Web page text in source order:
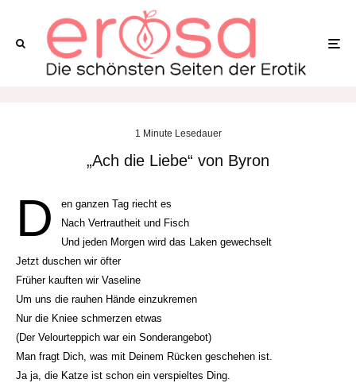
1 Minute Lesedauer
„Ach die Liebe“ von Byron
D
en ganzen Tag riecht es
Nach Vertrautheit und Fisch
Und jeden Morgen wird das Laken gewechselt
Jetzt duschen wir öfter
Früher kauften wir Vaseline
Um uns die rauhen Hände einzukremen
Nur die Kniee schmerzen etwas
(Der Velourteppich war ein Sonderangebot)
Man fragt Dich, was mit Deinem Rücken geschehen ist.
Ja ja, die Katze ist schon ein verspieltes Ding.